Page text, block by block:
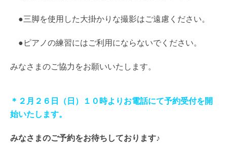
●三脚を使用した大掛かりな撮影はご遠慮ください。
●ピアノの練習にはご利用にならないでください。
みなさまのご協力をお願いいたします。
＊２月２６日（日）１０時よりお電話にて予約受付を開
始いたします。
みなさまのご予約をお待ちしております♪